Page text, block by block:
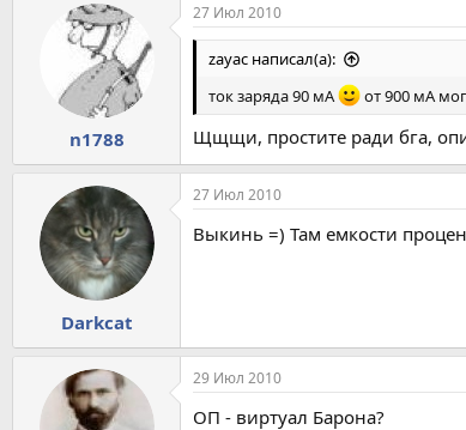
n1788
27 Июл 2010
zayac написал(а):
ток заряда 90 мА
от 900 мА
Щщщи, простите ради бга,
Darkcat
27 Июл 2010
Выкинь =) Там емкости
29 Июл 2010
ОП - виртуал Барона?